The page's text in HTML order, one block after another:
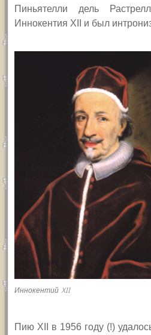
Пиньятелли дель
Иннокентия XII и был
Иннокентий XII
Пию XII в 1956 году (!)